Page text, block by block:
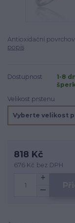
Antioxidační
popis
Dostupnost
1-8
Velikost prstenu
818 Kč
676 Kč bez DPH